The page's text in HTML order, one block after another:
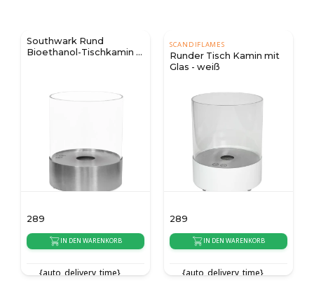
Southwark Rund
Bioethanol-Tischkamin -
289
IN DEN WARENKORB
{auto_delivery_time}
SCANDIFLAMES
Runder Tisch Kamin mit
Glas - weiß
289
IN DEN WARENKORB
{auto_delivery_time}